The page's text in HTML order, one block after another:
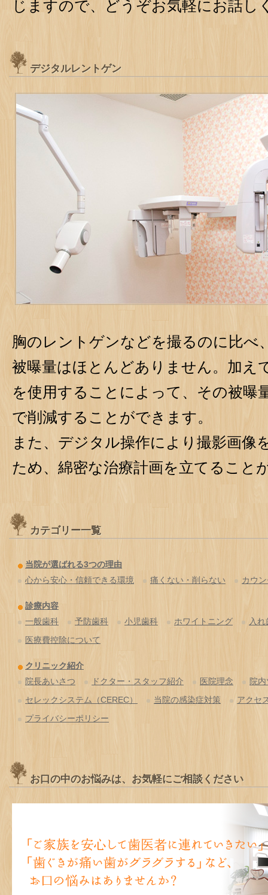
じますので、どうぞお気軽にお話し
デジタルレントゲン
胸のレントゲンなどを撮るのに比べ
被曝量はほとんどありません。加え
を使用することによって、その被曝
で削減することができます。
また、デジタル操作により撮影画像
ため、綿密な治療計画を立てること
カテゴリー一覧
当院が選ばれる3つの理由
心から安心・信頼できる環境
痛くない・削らない カウ
診療内容
一般歯科
予防歯科 小児歯科 ホワイトニング
入れ
医療費控除について
クリニック紹介
院長あいさつ
ドクター・スタッフ紹介 医院理念
院
セレックシステム（CEREC）
当院の感染症対策
アクセ
プライバシーポリシー
お口の中のお悩みは、お気軽にご相談ください